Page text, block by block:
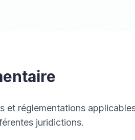
et réglementations
juridictions.